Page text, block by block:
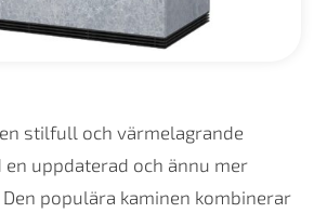
stilfull och värmelagrande
en uppdaterad och ännu mer
populära kaminen kombinerar